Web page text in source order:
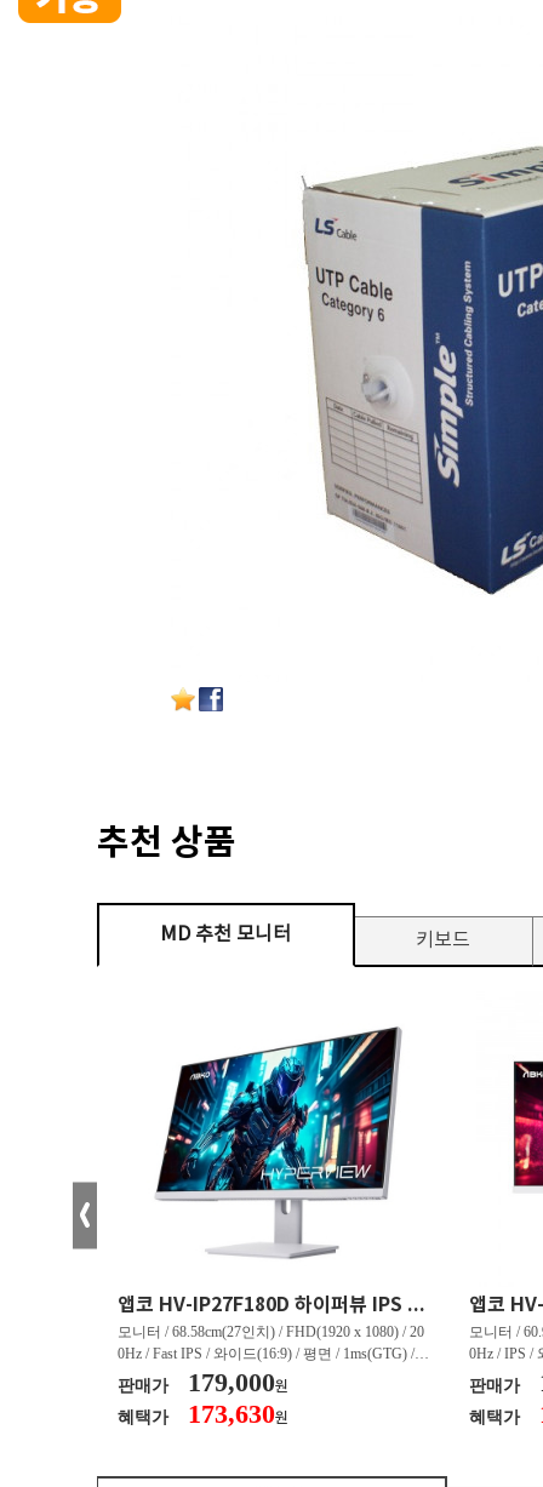
추천 상품
MD 추천 모니터 키보드
앱코 HV-IP27F180D 하이퍼뷰 IPS FHD 200 HDR 무결점
모니터 / 68.58cm(27인치) / FHD(1920 x 1080) / 20
0Hz / Fast IPS / 와이드(16:9) / 평면 / 1ms(GTG) / 3
50nit / 1,000:1 / 헤드폰 아웃 / LED 조명 / 틸트(상
하) / 6kg / [색상영역] / sRGB:128% / Adobe RGB:8
5% / DCI-P3:91% / NTSC:90% / [게임특화] / 조준
판매가 179,000원
혜택가 173,630원
모니터 /
0Hz / IPS /
50nit /
하) / 4.9kg
80% / DCI-
판매가
혜택가